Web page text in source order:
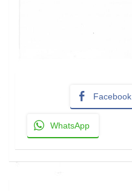
Facebook
WhatsApp